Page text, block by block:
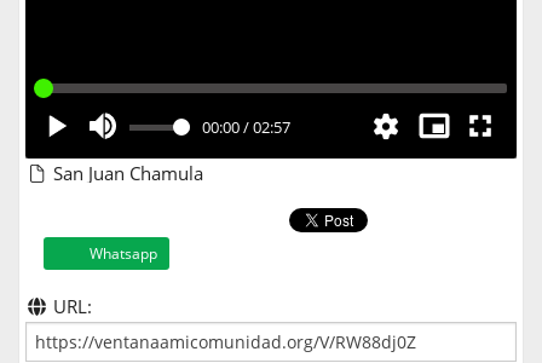
00:00/02:57
San Juan Chamula
Whatsapp
URL: